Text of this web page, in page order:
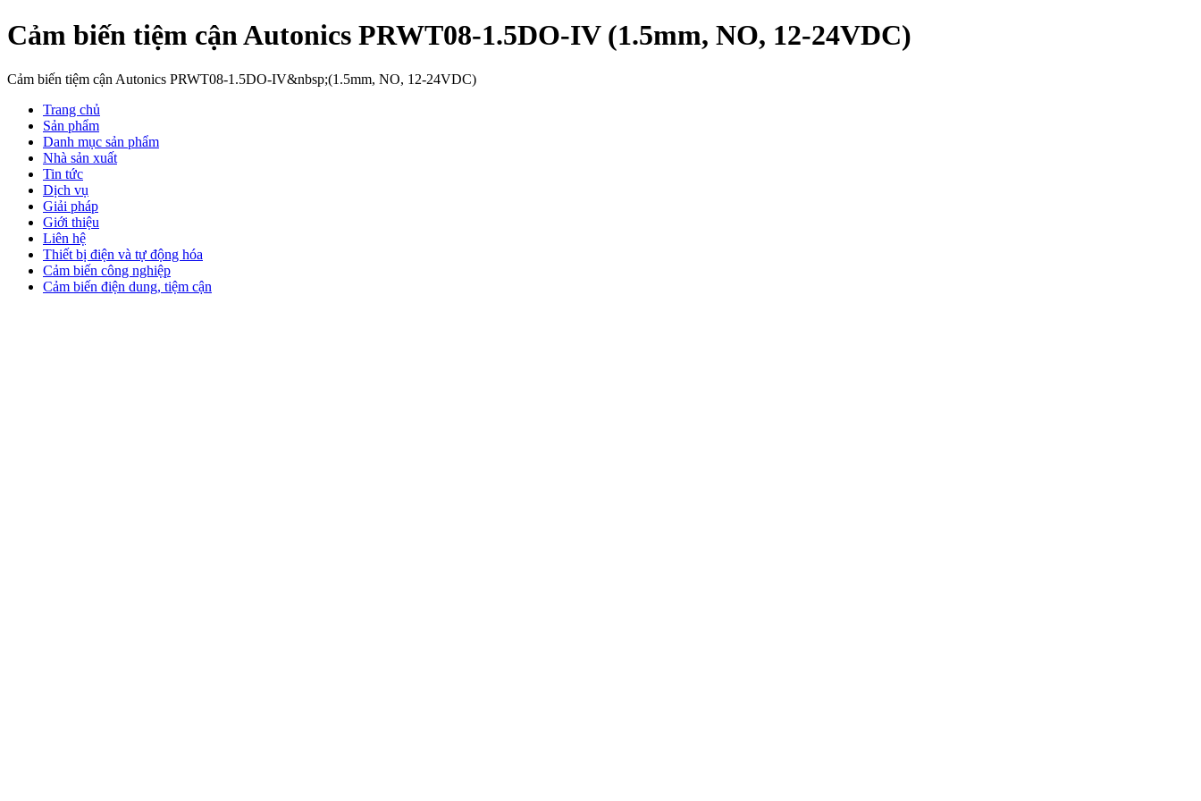
Cảm biến tiệm cận Autonics PRWT08-1.5DO-IV (1.5mm, NO, 12-24VDC)
Cảm biến tiệm cận Autonics PRWT08-1.5DO-IV&nbsp;(1.5mm, NO, 12-24VDC)
Trang chủ
Sản phẩm
Danh mục sản phẩm
Nhà sản xuất
Tin tức
Dịch vụ
Giải pháp
Giới thiệu
Liên hệ
Thiết bị điện và tự động hóa
Cảm biến công nghiệp
Cảm biến điện dung, tiệm cận